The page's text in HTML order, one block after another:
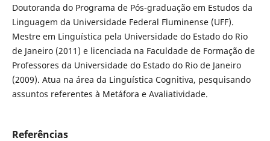
Doutoranda do Programa de Pós-graduação em Estudos da
Linguagem da Universidade Federal Fluminense (UFF).
Mestre em Linguística pela Universidade do Estado do Rio
de Janeiro (2011) e licenciada na Faculdade de Formação de
Professores da Universidade do Estado do Rio de Janeiro
(2009). Atua na área da Linguística Cognitiva, pesquisando
assuntos referentes à Metáfora e Avaliatividade.
Referências